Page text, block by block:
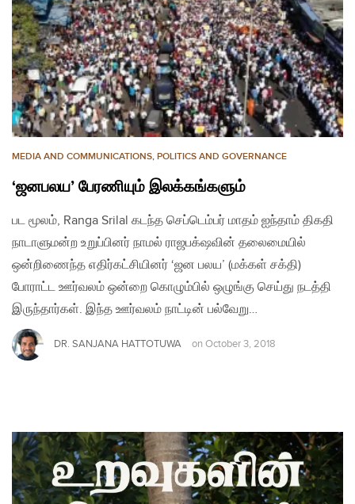
MEDIA AND COMMUNICATIONS, POLITICS AND GOVERNANCE
‘ஜனபலய’ பேரணியும் இலக்கங்களும்
பட மூலம், Ranga Srilal கடந்த செப்டெம்பர் மாதம் ஐந்தாம் திகதி
நாடாளுமன்ற உறுப்பினர் நாமல் ராஜபக்‌ஷவின் தலைமையில்
ஒன்றிணைந்த எதிர்கட்சியினர் ‘ஜன பலய’ (மக்கள் சக்தி)
போராட்ட ஊர்வலம் ஒன்றை கொழும்பில் ஒழுங்கு செய்து நடத்தி
இருந்தார்கள். இந்த ஊர்வலம் நாட்டின் பல்வேறு…
DR. SANJANA HATTOTUWA on October 3, 2018